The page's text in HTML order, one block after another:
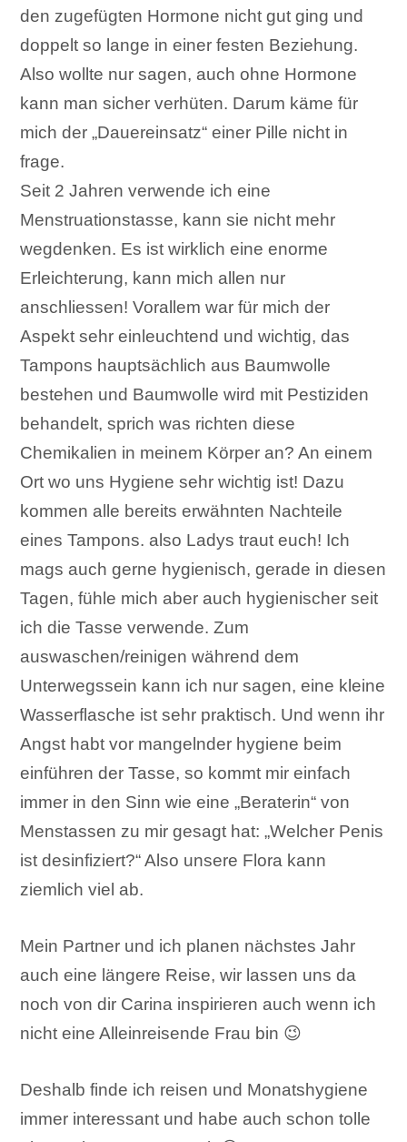
den zugefügten Hormone nicht gut ging und
doppelt so lange in einer festen Beziehung.
Also wollte nur sagen, auch ohne Hormone
kann man sicher verhüten. Darum käme für
mich der „Dauereinsatz“ einer Pille nicht in
frage.
Seit 2 Jahren verwende ich eine
Menstruationstasse, kann sie nicht mehr
wegdenken. Es ist wirklich eine enorme
Erleichterung, kann mich allen nur
anschliessen! Vorallem war für mich der
Aspekt sehr einleuchtend und wichtig, das
Tampons hauptsächlich aus Baumwolle
bestehen und Baumwolle wird mit Pestiziden
behandelt, sprich was richten diese
Chemikalien in meinem Körper an? An einem
Ort wo uns Hygiene sehr wichtig ist! Dazu
kommen alle bereits erwähnten Nachteile
eines Tampons. also Ladys traut euch! Ich
mags auch gerne hygienisch, gerade in diesen
Tagen, fühle mich aber auch hygienischer seit
ich die Tasse verwende. Zum
auswaschen/reinigen während dem
Unterwegssein kann ich nur sagen, eine kleine
Wasserflasche ist sehr praktisch. Und wenn ihr
Angst habt vor mangelnder hygiene beim
einführen der Tasse, so kommt mir einfach
immer in den Sinn wie eine „Beraterin“ von
Menstassen zu mir gesagt hat: „Welcher Penis
ist desinfiziert?“ Also unsere Flora kann
ziemlich viel ab.
Mein Partner und ich planen nächstes Jahr
auch eine längere Reise, wir lassen uns da
noch von dir Carina inspirieren auch wenn ich
nicht eine Alleinreisende Frau bin 😉
Deshalb finde ich reisen und Monatshygiene
immer interessant und habe auch schon tolle